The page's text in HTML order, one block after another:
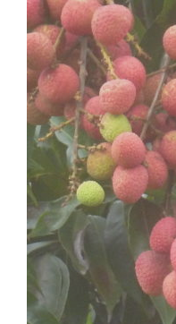
La lecture,
découverte
Ma description
VOIR LE